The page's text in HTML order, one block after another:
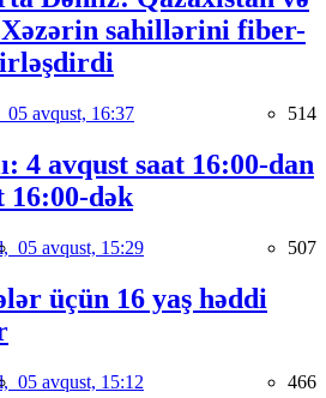
sahillərini fiber-
05 avqust, 16:37 514
4 avqust saat 16:00-dan
16:00-dək
05 avqust, 15:29 507
üçün 16 yaş həddi
05 avqust, 15:12 466